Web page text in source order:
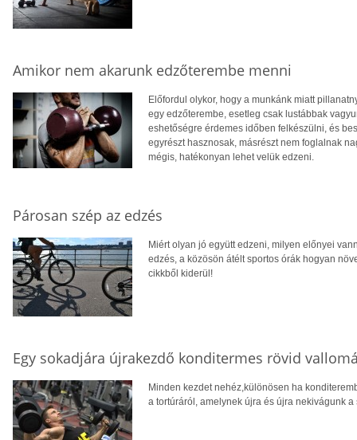
Amikor nem akarunk edzőterembe menni
Előfordul olykor, hogy a munkánk miatt
egy edzőterembe, esetleg csak lustábbak
eshetőségre érdemes időben felkészülni, és
egyrészt hasznosak, másrészt nem foglalnak
mégis, hatékonyan lehet velük edzeni.
Párosan szép az edzés
Miért olyan jó együtt edzeni, milyen előnyei
edzés, a közösön átélt sportos órák hogyan
cikkből kiderül!
Egy sokadjára újrakezdő konditermes rövid
Minden kezdet nehéz,különösen ha
a tortúráról, amelynek újra és újra nekivágunk